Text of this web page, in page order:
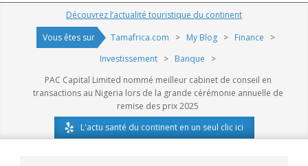
Navigation
Découvrez l’actualité touristique du continent
Vous êtes sur
Tamafrica.com > My Blog > Finance
>
Investissement > Banque
>
PAC Capital Limited nommé meilleur cabinet de conseil en
transactions au Nigeria lors de la grande cérémonie annuelle de
remise des prix 2025
L'actu santé du continent en un seul clic ici